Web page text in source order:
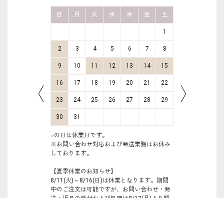
日 月 火 水 木 金 土
1
2 3 4 5 6 7 8
9 10 11 12 13 14 15
16 17 18 19 20 21 22
23 24 25 26 27 28 29
30 31
■の日は休業日です。
※お問い合わせ対応および発送業務はお休み
しております。
【夏季休業のお知らせ】
8/11(火)～8/16(日)は休業となります。期間
中のご注文は可能ですが、お問い合わせ・発